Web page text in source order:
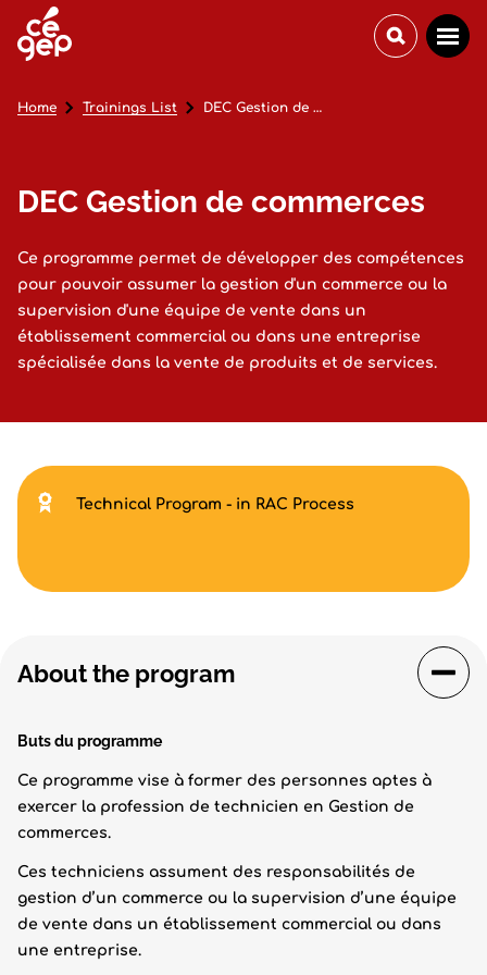
DEC Gestion de commerces
Ce programme permet de développer des compétences
pour pouvoir assumer la gestion d'un commerce ou la
supervision d'une équipe de vente dans un
établissement commercial ou dans une entreprise
spécialisée dans la vente de produits et de services.
Home Trainings List DEC Gestion de commerces
About the program
Buts du programme
Ce programme vise à former des personnes aptes à
exercer la profession de technicien en Gestion de
commerces.
Ces techniciens assument des responsabilités de
gestion d’un commerce ou la supervision d’une équipe
de vente dans un établissement commercial ou dans
une entreprise.
Technical Program - in RAC Process